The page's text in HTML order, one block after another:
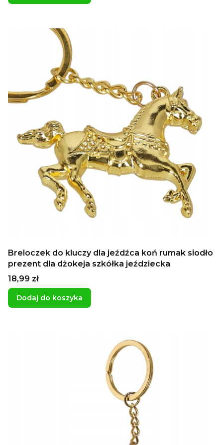
Breloczek do kluczy dla jeźdźca koń rumak siodło
prezent dla dżokeja szkółka jeździecka
Cena
18,99 zł
Dodaj do koszyka